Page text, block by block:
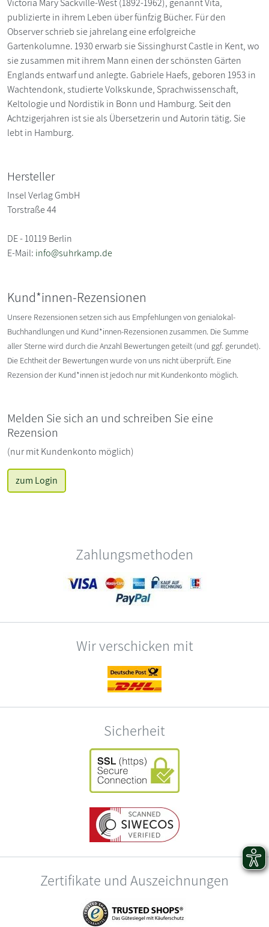
publizierte in ihrem Leben über fünfzig Bücher. Für den
Observer schrieb sie jahrelang eine erfolgreiche
Gartenkolumne. 1930 erwarb sie Sissinghurst Castle in Kent, wo
sie zusammen mit ihrem Mann einen der schönsten Gärten
Englands entwarf und anlegte. Gabriele Haefs, geboren 1953 in
Wachtendonk, studierte Volkskunde, Sprachwissenschaft,
Keltologie und Nordistik in Bonn und Hamburg. Seit den
Achtzigerjahren ist sie als Übersetzerin und Autorin tätig. Sie
lebt in Hamburg.
Hersteller
Insel Verlag GmbH
Torstraße 44
DE - 10119 Berlin
E-Mail: info@suhrkamp.de
Kund*innen-Rezensionen
Unsere Rezensionen setzen sich aus Empfehlungen von genialokal-
Buchhandlungen und Kund*innen-Rezensionen zusammen. Die Summe
aller Sterne wird durch die Anzahl Bewertungen geteilt (und ggf. gerundet).
Die Echtheit der Bewertungen wurde von uns nicht überprüft. Eine
Rezension der Kund*innen ist jedoch nur mit Kundenkonto möglich.
Melden Sie sich an und schreiben Sie eine
Rezension
(nur mit Kundenkonto möglich)
zum Login
Zahlungsmethoden
Wir verschicken mit
Sicherheit
Zertifikate und Auszeichnungen